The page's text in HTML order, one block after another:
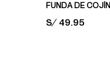
PRICE:
S/ 49.95